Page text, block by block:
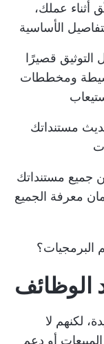
أثناء عملك،
الأساسية
التوثيق قصيرًا
ومخططات
مستنداتك
جميع مستنداتك
معرفة الجميع
البرمجيات؟
لكنهم لا
أو دعم